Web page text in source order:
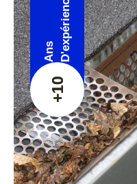
+10
Ans D'expérience